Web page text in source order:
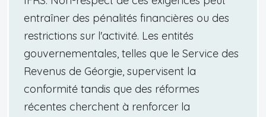
entraîner des pénalités financières ou des
restrictions sur l'activité. Les entités
gouvernementales, telles que le Service des
Revenus de Géorgie, supervisent la
conformité tandis que des réformes
récentes cherchent à renforcer la